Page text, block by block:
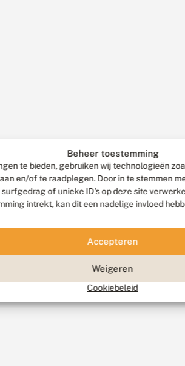
Beheer toestemming
te bieden, gebruiken wij technologieën
en/of te raadplegen. Door in te stemmen
of unieke ID's op deze site
intrekt, kan dit een nadelige invloed
Accepteren
Weigeren
Cookiebeleid